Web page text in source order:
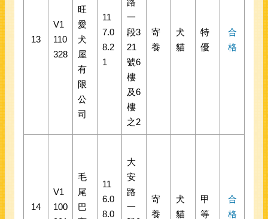
13
V1
110
328
旺
愛
犬
屋
有
限
公
司
11
7.0
8.2
1
路
一
段3
21
號6
樓
及6
樓
之2
寄
養
犬
貓
特
優
合
格
14
V1
100
毛
尾
巴
11
6.0
8.0
大
安
路
一
寄
養
犬
貓
甲
等
合
格